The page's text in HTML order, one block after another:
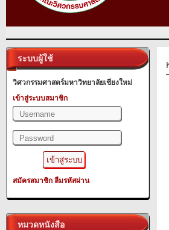
ระบบผู้ใช้
วิศวกรรมศาสตร์มหาวิทยาลัยเชียงใหม่
เข้าสู่ระบบสมาชิก
สมัครสมาชิก ลืมรหัสผ่าน
หมวดหนังสือ